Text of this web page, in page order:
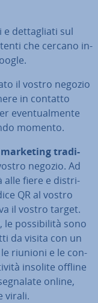
det­ta­glia­ti sul
che cercano in­
il vostro negozio
in contatto
even­tual­men­te
momento.
marketing tra­di­
negozio. Ad
alle fiere e di­stri­
QR al vostro
il vostro target.
le pos­si­bi­li­tà sono
da visita con un
riunioni e le con­
insolite offline
online,
virali.